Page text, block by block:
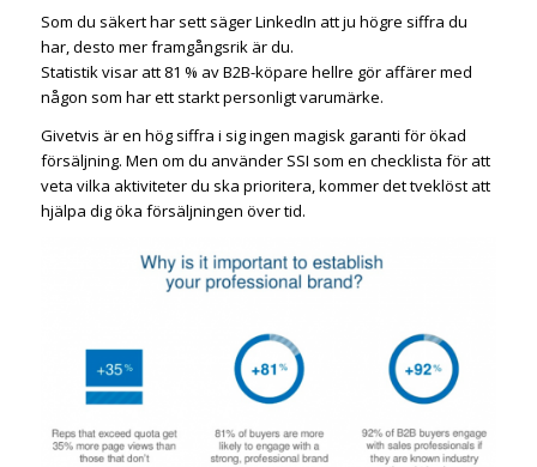
Som du säkert har sett säger LinkedIn att ju högre siffra du
har, desto mer framgångsrik är du.
Statistik visar att 81 % av B2B-köpare hellre gör affärer med
någon som har ett starkt personligt varumärke.
Givetvis är en hög siffra i sig ingen magisk garanti för ökad
försäljning. Men om du använder SSI som en checklista för att
veta vilka aktiviteter du ska prioritera, kommer det tveklöst att
hjälpa dig öka försäljningen över tid.